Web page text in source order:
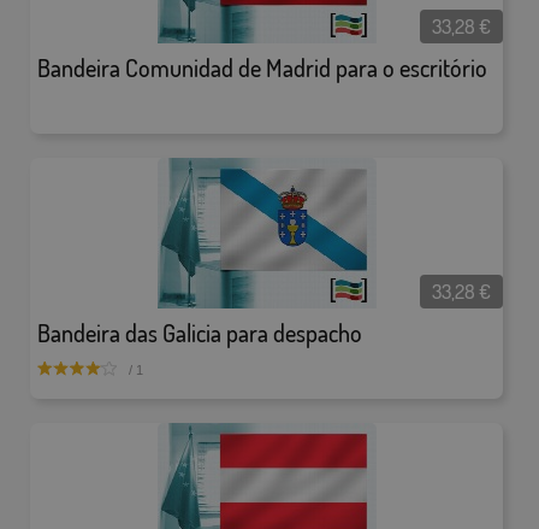
Bandeira Comunidad de Madrid para o escritório
33,28 €
Bandeira das Galicia para despacho
33,28 €
/ 1